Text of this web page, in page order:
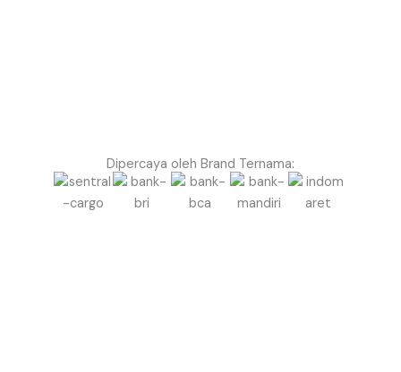
Dipercaya oleh Brand Ternama: